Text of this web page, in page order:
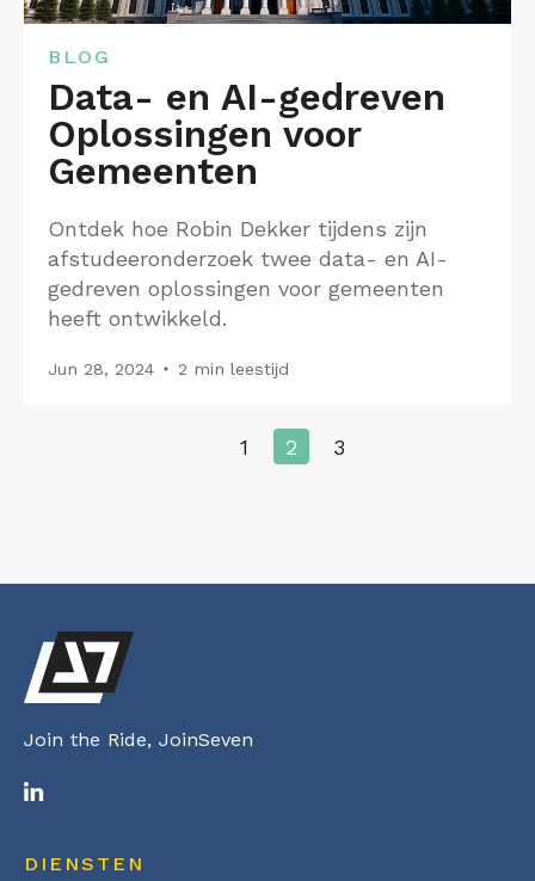
BLOG
Data- en AI-gedreven
Oplossingen voor
Gemeenten
Ontdek hoe Robin Dekker tijdens zijn
afstudeeronderzoek twee data- en AI-
gedreven oplossingen voor gemeenten
heeft ontwikkeld.
Jun 28, 2024 2 min leestijd
1 2 3
Join the Ride, JoinSeven
DIENSTEN